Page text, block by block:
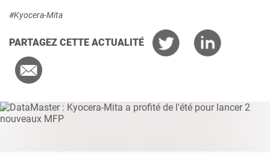
#Kyocera-Mita
PARTAGEZ CETTE ACTUALITÉ